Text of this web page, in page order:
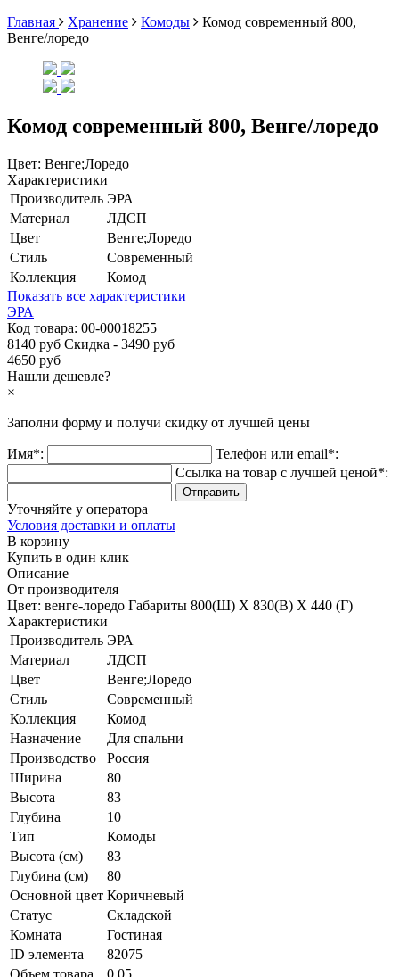
Главная
Хранение Комоды
Комод современный 800,
Венге/лоредо
Комод современный 800, Венге/лоредо
Цвет: Венге;Лоредо
Характеристики
Производитель ЭРА
Материал
ЛДСП
Цвет
Венге;Лоредо
Стиль
Современный
Коллекция
Комод
Показать все характеристики
ЭРА
Код товара: 00-00018255
8140 руб Скидка - 3490 руб
4650 руб
Нашли дешевле?
×
Заполни форму и получи скидку от лучшей цены
Имя*:
Телефон или email*:
Ссылка на товар с лучшей ценой*:
Уточняйте у оператора
Условия доставки и оплаты
В корзину
Купить в один клик
Описание
От производителя
Цвет: венге-лоредо Габариты 800(Ш) Х 830(В) Х 440 (Г)
Характеристики
Производитель ЭРА
Материал
ЛДСП
Цвет
Венге;Лоредо
Стиль
Современный
Коллекция
Комод
Назначение
Для спальни
Производство
Россия
Ширина
80
Высота
83
Глубина
10
Тип
Комоды
Высота (см)
83
Глубина (см)
80
Основной цвет Коричневый
Статус
Складской
Комната
Гостиная
ID элемента
82075
Объем товара
0.05